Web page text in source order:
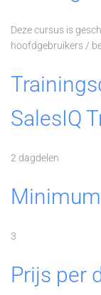
Deze cursus is
hoofdgebruikers /
SalesIQ
2 dagdelen
3
Prijs per